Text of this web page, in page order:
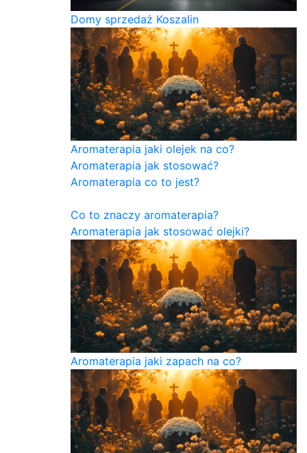
Domy sprzedaż Koszalin
Aromaterapia jaki olejek na co?
Aromaterapia jak stosować?
Aromaterapia co to jest?
Co to znaczy aromaterapia?
Aromaterapia jak stosować olejki?
Aromaterapia jaki zapach na co?